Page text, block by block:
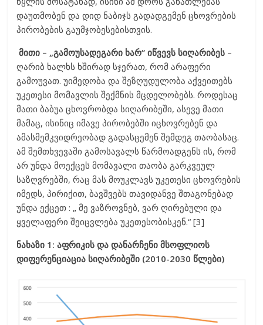
დაუთმობენ და დიდ ნაბიჯს გადადგემენ ცხოვრების
პირობების გაუმჯობესებისთვის.
მითი – „გამოუსადეგარი ხარ“იწვევს სიღარიბეს –
ღარიბ ხალხს ხშირად სჯერათ, რომ არაფერი
გამოუვათ. უიმედობა და შეზღუდულობა აქვეითებს
უკეთესი მომავლის შექმნის მცდელობებს. როდესაც
მათი ბაბუა ცხოვრობდა სიღარიბეში, ასევე მათი
მამაც, ისინიც იმავე პირობებში იცხოვრებენ და
ამასმემკვიდრეობად გადასცემენ შემდეგ თაობასაც.
ამ შემთხვევაში გამოსავალს წარმოადგენს ის, რომ
არ უნდა მოექცეს მომავალი თაობა გარკვეულ
საზღვრებში, რაც მას მოუკლავს უკეთესი ცხოვრების
იმედს, პირიქით, ბავშვებს თავიდანვე შთაგონებად
უნდა ექცეთ : „ მე ვაზროვნებ, ვარ ღირებული და
ყველაფერი შეიცვლება უკეთესობისკენ.“ [3]
ნახაზი 1: აფრიკის და დანარჩენი მსოფლიოს
დიფერენციაცია სიღარიბეში (2010-2030 წლები)